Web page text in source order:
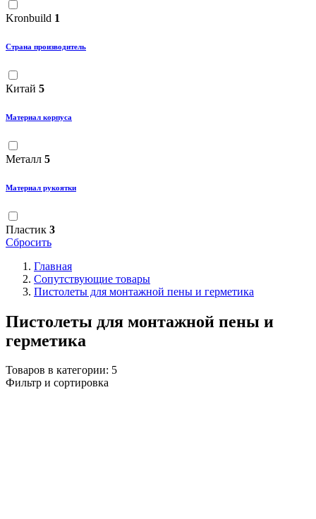
Kronbuild 1
Страна производитель
Китай 5
Материал корпуса
Металл 5
Материал рукоятки
Пластик 3
Сбросить
Главная
Сопутствующие товары
Пистолеты для монтажной пены и герметика
Пистолеты для монтажной пены и
герметика
Товаров в категории: 5
Фильтр и сортировка